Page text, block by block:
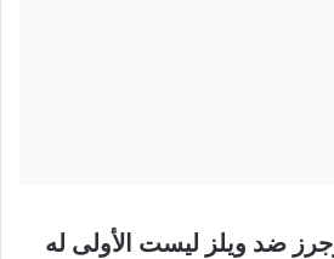
ضد ويلز ليست الأولى له